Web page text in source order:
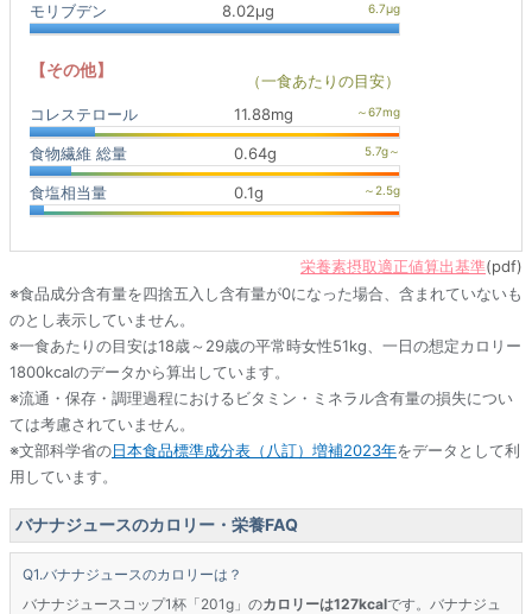
モリブデン 8.02μg
【その他】
（一食あたりの目安）
コレステロール
11.88mg
食物繊維 総量 0.64g
食塩相当量 0.1g
栄養素摂取適正値算出基準(pdf)
※食品成分含有量を四捨五入し含有量が0になった場合、含まれていないも
のとし表示していません。
※一食あたりの目安は18歳～29歳の平常時女性51kg、一日の想定カロリー
1800kcalのデータから算出しています。
※流通・保存・調理過程におけるビタミン・ミネラル含有量の損失につい
ては考慮されていません。
※文部科学省の日本食品標準成分表（八訂）増補2023年をデータとして利
用しています。
バナナジュースのカロリー・栄養FAQ
バナナジュースのカロリーは？
バナナジュースコップ1杯「201g」のカロリーは127kcalです。バナナジュ